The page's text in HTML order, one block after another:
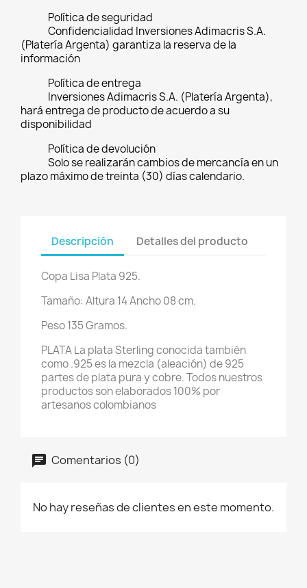
Política de seguridad
Confidencialidad Inversiones Adimacris S.A.
(Platería Argenta) garantiza la reserva de la
información
Política de entrega
Inversiones Adimacris S.A. (Platería Argenta),
hará entrega de producto de acuerdo a su
disponibilidad
Política de devolución
Solo se realizarán cambios de mercancía en un
plazo máximo de treinta (30) días calendario.
Descripción Detalles del producto
Copa Lisa Plata 925.
Tamaño: Altura 14 Ancho 08 cm.
Peso 135 Gramos.
PLATA La plata Sterling conocida también
como .925 es la mezcla (aleación) de 925
partes de plata pura y cobre. Todos nuestros
productos son elaborados 100% por
artesanos colombianos
Comentarios (0)
No hay reseñas de clientes en este momento.